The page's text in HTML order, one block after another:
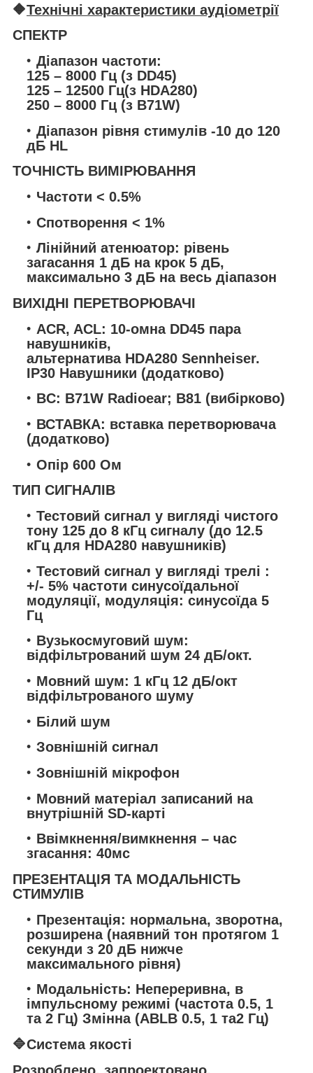
🔶Технічні характеристики аудіометрії
СПЕКТР
Діапазон частоти:
125 – 8000 Гц (з DD45)
125 – 12500 Гц(з HDA280)
250 – 8000 Гц (з B71W)
Діапазон рівня стимулів -10 до 120
дБ HL
ТОЧНІСТЬ ВИМІРЮВАННЯ
Частоти < 0.5%
Спотворення < 1%
Лінійний атенюатор: рівень
загасання 1 дБ на крок 5 дБ,
максимально 3 дБ на весь діапазон
ВИХІДНІ ПЕРЕТВОРЮВАЧІ
ACR, ACL: 10-омна DD45 пара
навушників,
альтернатива HDA280 Sennheiser.
IP30 Навушники (додатково)
BC: B71W Radioear; B81 (вибірково)
ВСТАВКА: вставка перетворювача
(додатково)
Опір 600 Ом
ТИП СИГНАЛІВ
Тестовий сигнал у вигляді чистого
тону 125 до 8 кГц сигналу (до 12.5
кГц для HDA280 навушників)
Тестовий сигнал у вигляді трелі :
+/- 5% частоти синусоїдальної
модуляції, модуляція: синусоїда 5
Гц
Вузькосмуговий шум:
відфільтрований шум 24 дБ/окт.
Мовний шум: 1 кГц 12 дБ/oкт
відфільтрованого шуму
Білий шум
Зовнішній сигнал
Зовнішній мікрофон
Мовний матеріал записаний на
внутрішній SD-карті
Ввімкнення/вимкнення – час
згасання: 40мс
ПРЕЗЕНТАЦІЯ ТА МОДАЛЬНІСТЬ
СТИМУЛІВ
Презентація: нормальна, зворотна,
розширена (наявний тон протягом 1
секунди з 20 дБ нижче
максимального рівня)
Модальність: Непереривна, в
імпульсному режимі (частота 0.5, 1
та 2 Гц) Змінна (ABLB 0.5, 1 та2 Гц)
🔷Система якості